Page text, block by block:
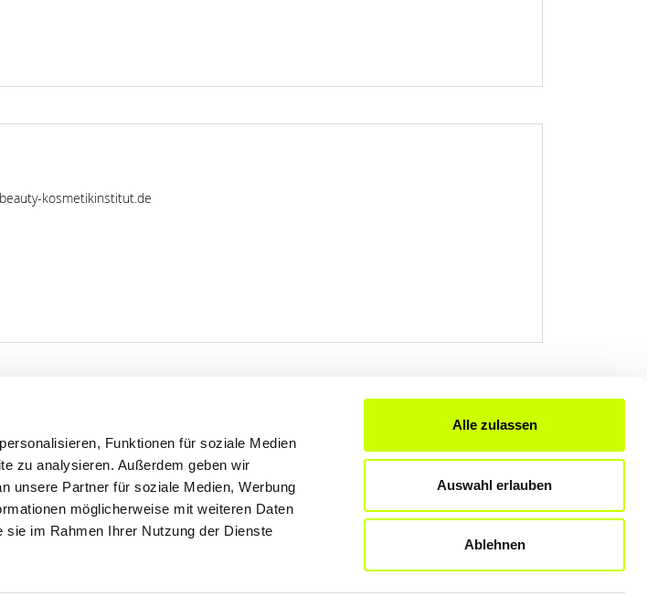
Funktionen für soziale Medien
zu analysieren. Außerdem geben wir
unsere Partner für soziale Medien, Werbung
möglicherweise mit weiteren Daten
im Rahmen Ihrer Nutzung der Dienste
Alle zulassen
Auswahl erlauben
Ablehnen
kosmetikinstitut.de
SERVICE
WhatsApp
0800 0057425
Produkte & Lösungen
Datenschutzerklärung Rechtliche Hinweise